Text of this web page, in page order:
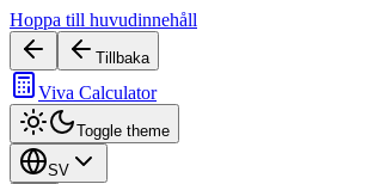
Hoppa till huvudinnehåll
Tillbaka
Viva Calculator
Toggle theme
SV